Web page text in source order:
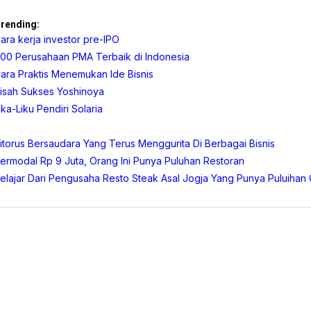
kerja investor pre-IPO
Perusahaan PMA Terbaik di Indonesia
Praktis Menemukan Ide Bisnis
Sukses Yoshinoya
Liku Pendiri Solaria
Bersaudara Yang Terus Menggurita Di Berbagai Bisnis
Rp 9 Juta, Orang Ini Punya Puluhan Restoran
Dari Pengusaha Resto Steak Asal Jogja Yang Punya Puluihan